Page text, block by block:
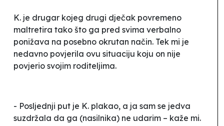
K. je drugar kojeg drugi dječak povremeno
maltretira tako što ga pred svima verbalno
ponižava na posebno okrutan način. Tek mi je
nedavno povjerila ovu situaciju koju on nije
povjerio svojim roditeljima.
- Posljednji put je K. plakao, a ja sam se jedva
suzdržala da ga (nasilnika) ne udarim – kaže mi.